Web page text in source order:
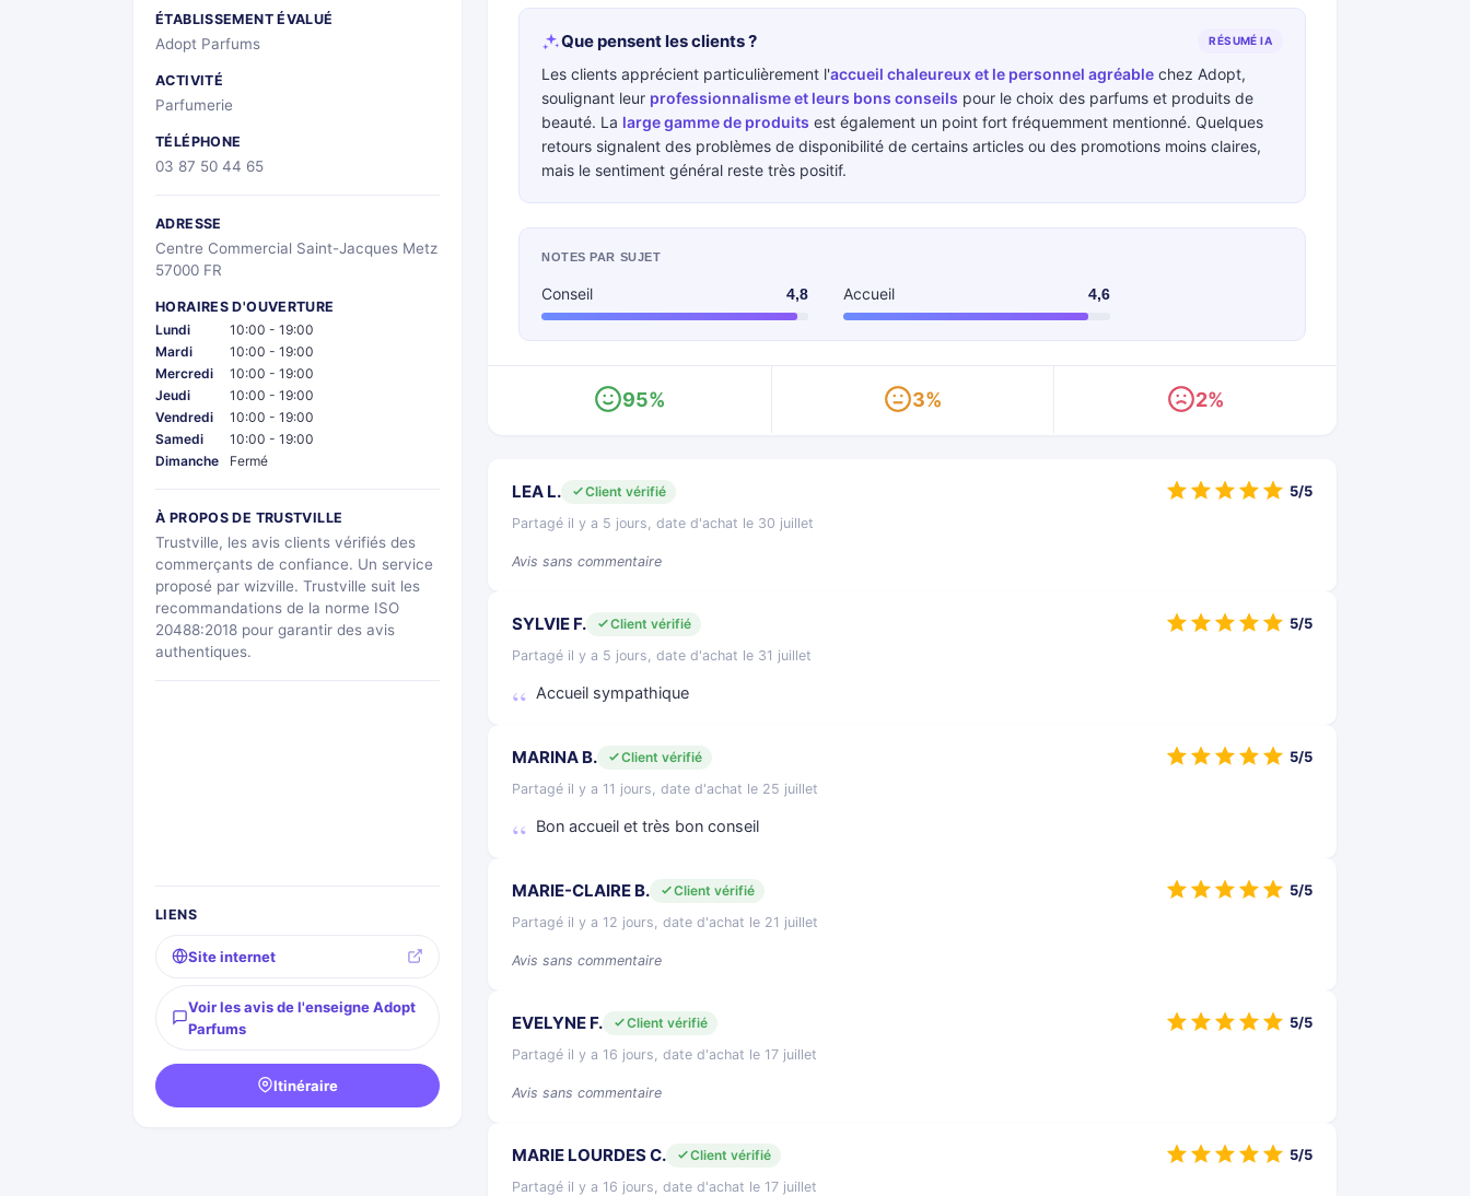
ÉTABLISSEMENT ÉVALUÉ
Adopt Parfums
ACTIVITÉ
Parfumerie
TÉLÉPHONE
03 87 50 44 65
ADRESSE
Centre Commercial Saint-Jacques Metz
57000 FR
HORAIRES D'OUVERTURE
Lundi
10:00 - 19:00
Mardi
10:00 - 19:00
Mercredi
10:00 - 19:00
Jeudi
10:00 - 19:00
Vendredi
10:00 - 19:00
Samedi
10:00 - 19:00
Dimanche
Fermé
À PROPOS DE TRUSTVILLE
Trustville, les avis clients vérifiés des
commerçants de confiance. Un service
proposé par wizville. Trustville suit les
recommandations de la norme ISO
20488:2018 pour garantir des avis
authentiques.
LIENS
Site internet
Voir les avis de l'enseigne Adopt
Parfums
Itinéraire
Que pensent les clients ? RÉSUMÉ IA
Les clients apprécient particulièrement l'accueil chaleureux et le personnel agréable chez Adopt,
soulignant leur professionnalisme et leurs bons conseils pour le choix des parfums et produits de
beauté. La large gamme de produits est également un point fort fréquemment mentionné. Quelques
retours signalent des problèmes de disponibilité de certains articles ou des promotions moins claires,
mais le sentiment général reste très positif.
NOTES PAR SUJET
Conseil 4,8 Accueil 4,6
95% 3% 2%
LEA L.
Client vérifié
Partagé il y a 5 jours, date d'achat le 30 juillet
Avis sans commentaire
5/5
SYLVIE F.
Client vérifié
Partagé il y a 5 jours, date d'achat le 31 juillet
Accueil sympathique
5/5
MARINA B.
Client vérifié
Partagé il y a 11 jours, date d'achat le 25 juillet
Bon accueil et très bon conseil
5/5
MARIE-CLAIRE B.
Client vérifié
Partagé il y a 12 jours, date d'achat le 21 juillet
Avis sans commentaire
5/5
EVELYNE F.
Client vérifié
Partagé il y a 16 jours, date d'achat le 17 juillet
Avis sans commentaire
5/5
MARIE LOURDES C.
Client vérifié
Partagé il y a 16 jours, date d'achat le 17 juillet
5/5